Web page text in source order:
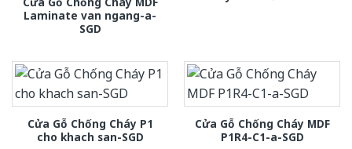
Laminate van ngang-a-
SGD
Cửa Gỗ Chống Cháy P1
cho khach san-SGD
Cửa Gỗ Chống Cháy MDF
P1R4-C1-a-SGD